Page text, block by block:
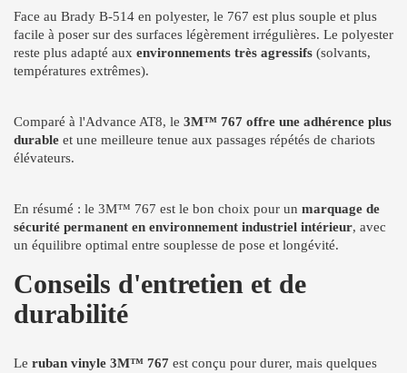
Face au Brady B-514 en polyester, le 767 est plus souple et plus
facile à poser sur des surfaces légèrement irrégulières. Le polyester
reste plus adapté aux environnements très agressifs (solvants,
températures extrêmes).
Comparé à l'Advance AT8, le 3M™ 767 offre une adhérence plus
durable et une meilleure tenue aux passages répétés de chariots
élévateurs.
En résumé : le 3M™ 767 est le bon choix pour un marquage de
sécurité permanent en environnement industriel intérieur, avec
un équilibre optimal entre souplesse de pose et longévité.
Conseils d'entretien et de
durabilité
Le ruban vinyle 3M™ 767 est conçu pour durer, mais quelques